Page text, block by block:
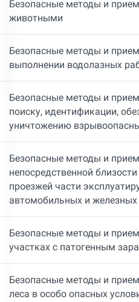
Безопасные методы и
животными
Безопасные методы и
выполнении водолазных
Безопасные методы и
поиску, идентификации,
уничтожению
Безопасные методы и
непосредственной
проезжей части
автомобильных и железных
Безопасные методы и
участках с патогенным
Безопасные методы и
леса в особо опасных